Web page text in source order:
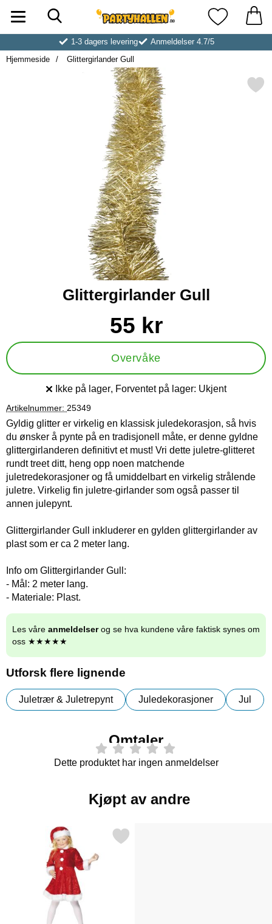
Startsiden for Partyhallen ABMine
1-3 dagers levering
Anmeldelser 4.7/5
Hjemmeside
Glittergirlander Gull
Merk glittergirlander
Glittergirlander Gull
Handle dette produktet, Glittergirlander Gull
pris
55 kr
Overvåke
Produkttilgjengelighet:
Ikke på lager, Forventet på lager: Ukjent
Artikelnummer: 25349
Gyldig glitter er virkelig en klassisk juledekorasjon, så hvis
du ønsker å pynte på en tradisjonell måte, er denne gyldne
glittergirlanderen definitivt et must! Vri dette juletre-glitteret
rundt treet ditt, heng opp noen matchende
juletredekorasjoner og få umiddelbart en virkelig strålende
juletre. Virkelig fin juletre-girlander som også passer til
annen julepynt.
Glittergirlander Gull inkluderer en gylden glittergirlander av
plast som er ca 2 meter lang.
Info om Glittergirlander Gull:
- Mål: 2 meter lang.
- Materiale: Plast.
Les våre anmeldelserog se hva kundene våre faktisk synes om
oss ★★★★★
Utforsk flere lignende
Juletrær & Juletrepynt Juledekorasjoner Jul
Omtaler
Dette produktet har ingen anmeldelser
Kjøpt av andre
Merk nissekjole Barn Deluxe Large som favoritt